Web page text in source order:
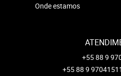
Onde estamos
+55 88 9
+55 88 9 97041511